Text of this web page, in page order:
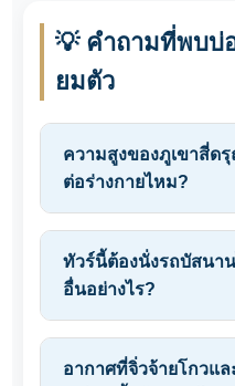
💡 คำถามที่พบบ่
ยมตัว
ความสูงของภูเขาสี่ด
ต่อร่างกายไหม?
ทัวร์นี้ต้องนั่งรถบัสนา
อื่นอย่างไร?
อากาศที่จิ่วจ้ายโกวแ